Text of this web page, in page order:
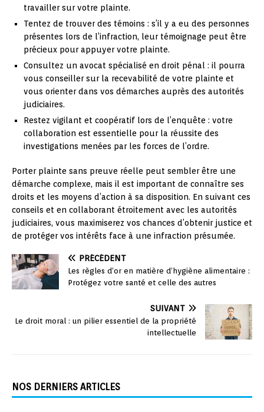
travailler sur votre plainte.
Tentez de trouver des témoins : s’il y a eu des personnes
présentes lors de l’infraction, leur témoignage peut être
précieux pour appuyer votre plainte.
Consultez un avocat spécialisé en droit pénal : il pourra
vous conseiller sur la recevabilité de votre plainte et
vous orienter dans vos démarches auprès des autorités
judiciaires.
Restez vigilant et coopératif lors de l’enquête : votre
collaboration est essentielle pour la réussite des
investigations menées par les forces de l’ordre.
Porter plainte sans preuve réelle peut sembler être une
démarche complexe, mais il est important de connaître ses
droits et les moyens d’action à sa disposition. En suivant ces
conseils et en collaborant étroitement avec les autorités
judiciaires, vous maximiserez vos chances d’obtenir justice et
de protéger vos intérêts face à une infraction présumée.
PRÉCÉDENT
Les règles d’or en matière d’hygiène alimentaire :
Protégez votre santé et celle des autres
SUIVANT
Le droit moral : un pilier essentiel de la propriété
intellectuelle
NOS DERNIERS ARTICLES